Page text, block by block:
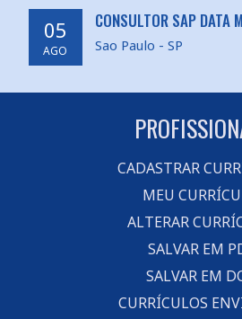
05
AGO
CONSULTOR SAP DATA
Sao Paulo - SP
CADASTRAR
MEU
ALTERAR
SALVAR EM
SALVAR EM
CURRÍCULOS